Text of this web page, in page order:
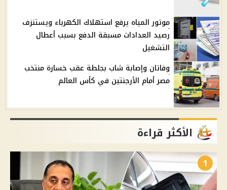
موتور المياه يرفع استهلاك الكهرباء ويستنزف
رصيد العدادات مسبقة الدفع بسبب أعطال
التشغيل
وفاتان وإصابة شاب بجلطة عقب خسارة منتخب
مصر أمام الأرجنتين في كأس العالم
الأكثر قراءة
1